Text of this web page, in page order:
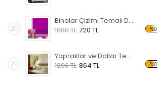
20
Binalar Çizimi Temalı Duvar Sticker
1080 TL 720 TL %0
21
Yapraklar ve Dallar Temalı Duvar Sticker
1296 TL 864 TL %0